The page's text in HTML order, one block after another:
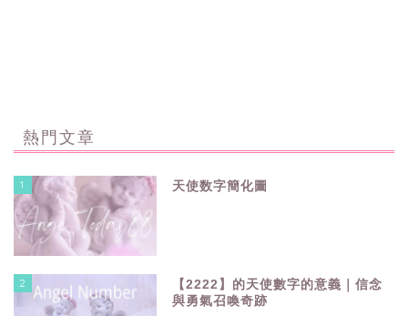
熱門文章
1 天使数字簡化圖
2
【2222】的天使數字的意義｜信念
與勇氣召喚奇跡